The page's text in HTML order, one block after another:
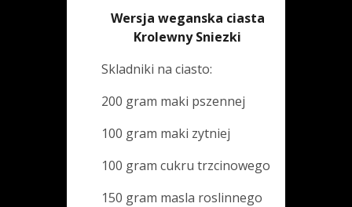
Wersja weganska ciasta
Krolewny Sniezki
Skladniki na ciasto:
200 gram maki pszennej
100 gram maki zytniej
100 gram cukru trzcinowego
150 gram masla roslinnego